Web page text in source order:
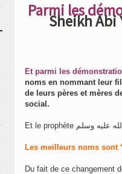
Parmi les
Sheikh Abi
Et parmi les
noms en nommant leur
de leurs pères et mères
social.
Les meilleurs noms sont
Du fait de ce changement